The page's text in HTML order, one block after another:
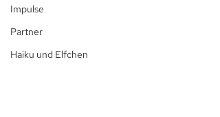
Impulse
Partner
Haiku und Elfchen